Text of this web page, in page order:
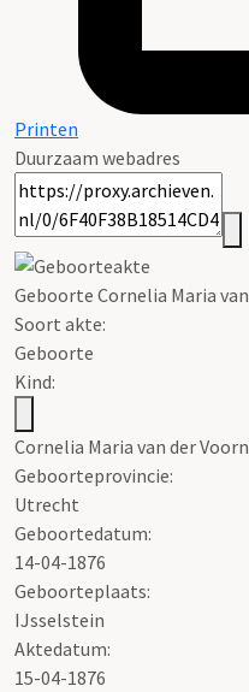
Printen
Duurzaam webadres
Geboorte Cornelia Maria van
Soort akte:
Geboorte
Kind:
Cornelia Maria van derVoorn
Geboorteprovincie:
Utrecht
Geboortedatum:
14-04-1876
Geboorteplaats:
IJsselstein
Aktedatum:
15-04-1876